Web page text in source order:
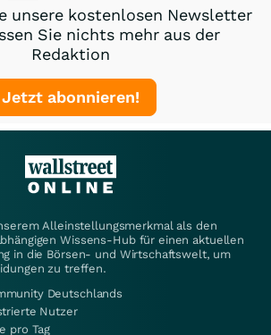
unsere kostenlosen Newsletter
Sie nichts mehr aus der
Redaktion
Jetzt abonnieren!
Alleinstellungsmerkmal als den
Wissens-Hub für einen aktuellen
in die Börsen- und Wirtschaftswelt, um
zu treffen.
Deutschlands
Nutzer
pro Tag